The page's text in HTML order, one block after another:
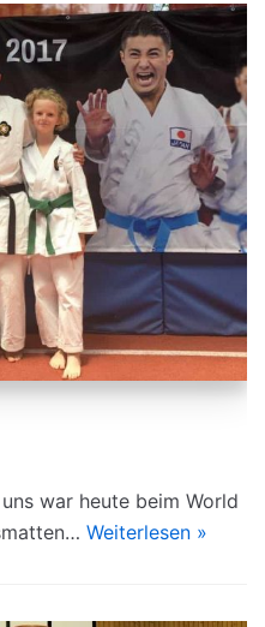
war heute beim World
Weiterlesen »